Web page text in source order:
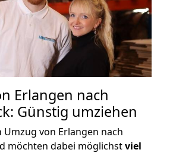
Erlangen nach
Günstig umziehen
Umzug von Erlangen nach
möchten dabei möglichstviel